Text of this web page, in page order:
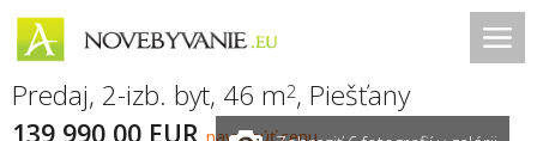
Predaj, 2-izb. byt, 46 m2, Piešťany
139 990,00 EUR navrhnúť cenu